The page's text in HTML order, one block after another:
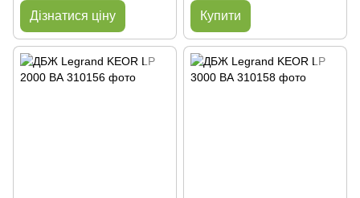
Дізнатися ціну Купити